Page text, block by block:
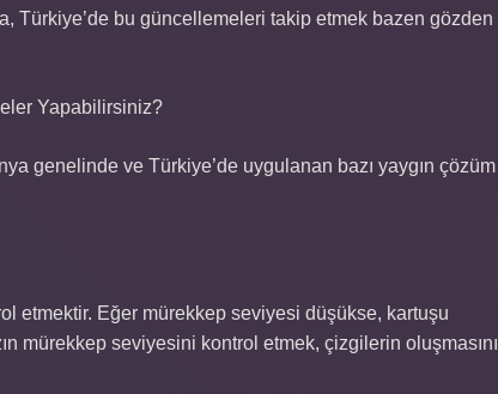
Türkiye’de bu güncellemeleri takip etmek bazen gözden
Yapabilirsiniz?
genelinde ve Türkiye’de uygulanan bazı yaygın çözüm
etmektir. Eğer mürekkep seviyesi düşükse, kartuşu
mürekkep seviyesini kontrol etmek, çizgilerin oluşmasını